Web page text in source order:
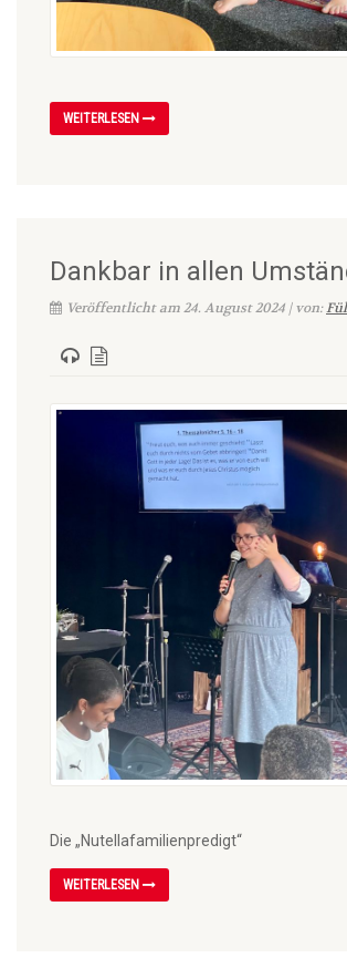
WEITERLESEN
Dankbar in allen
Veröffentlicht am 24. August 2024 | von:
Die „Nutellafamilienpredigt“
WEITERLESEN